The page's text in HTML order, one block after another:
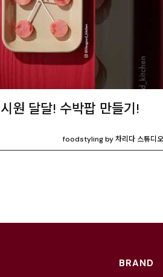
원 달달! 수박팝 만들기!
foodstyling by 차리다 스튜디오
BRAND